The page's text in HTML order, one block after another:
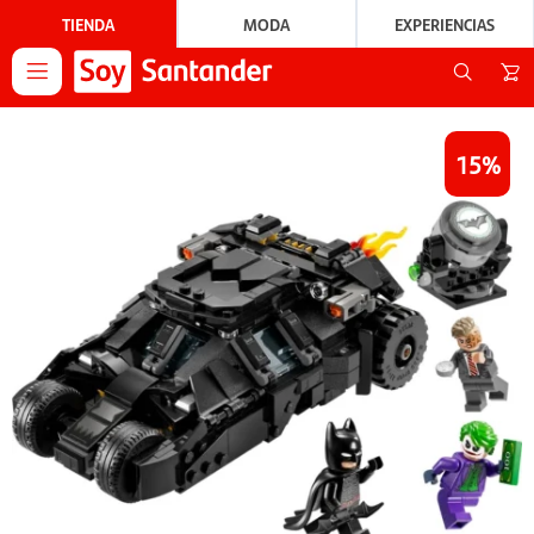
TIENDA MODA EXPERIENCIAS

15